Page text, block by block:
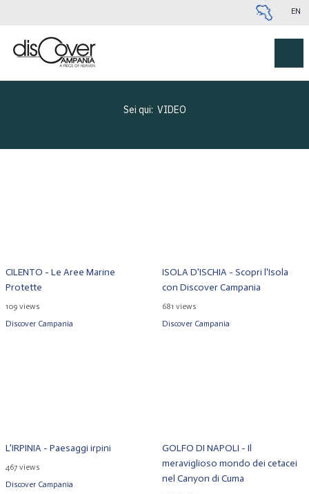
EN
Sei qui: VIDEO
CILENTO - Le Aree Marine
Protette
109 views
Discover Campania
ISOLA D'ISCHIA - Scopri l'Isola
con Discover Campania
681 views
Discover Campania
L'IRPINIA - Paesaggi irpini
467 views
Discover Campania
GOLFO DI NAPOLI - Il
meraviglioso mondo dei cetacei
nel Canyon di Cuma